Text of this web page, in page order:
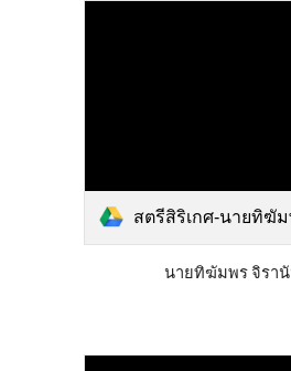
สตรีสิริเกศ-นายทิฆัมพร จิ
นายทิฆัมพร จิรา